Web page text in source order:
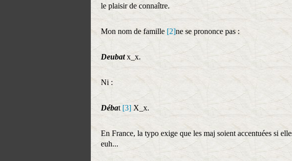
le plaisir de connaître.
Mon nom de famille [2]ne se prononce pas :
Deubatx_x.
Ni :
Débat [3] X_x.
En France, la typo exige que les maj soient accentuées si
euh...